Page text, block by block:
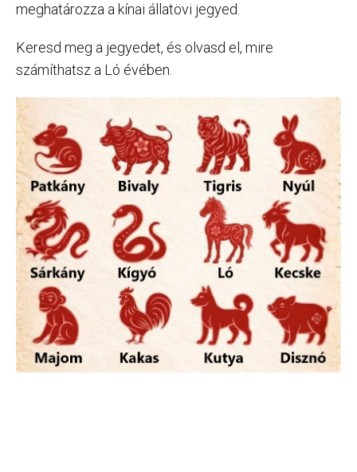
meghatározza a kínai állatövi jegyed.
Keresd meg a jegyedet, és olvasd el, mire
számíthatsz a Ló évében.